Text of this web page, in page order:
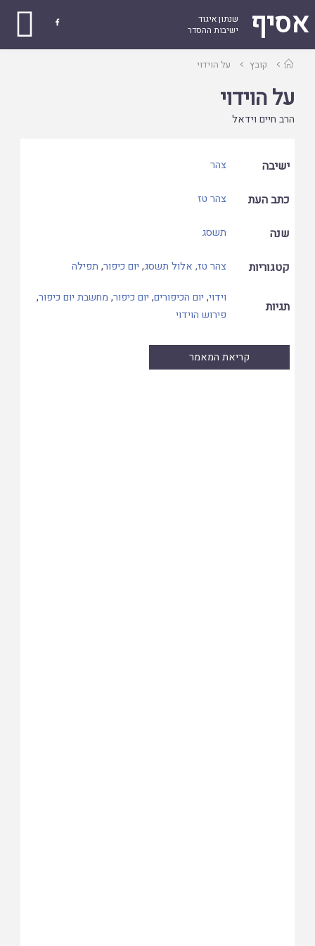
אסיף
שנתון איגוד
ישיבות ההסדר

עמודקובץ על הוידוי
על הוידוי
הרב חיים וידאל
ישיבה צהר
כתב העת צהר טז
שנה תשסג
קטגוריות צהר טז, אלול תשסג, יום כיפור, תפילה
תגיות
וידוי, יום הכיפורים, יום כיפור, מחשבת יום כיפור,
פירוש הוידוי
קריאת המאמר